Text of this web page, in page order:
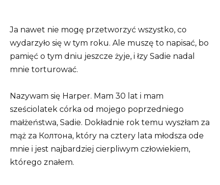
Ja nawet nie mogę przetworzyć wszystko, co
wydarzyło się w tym roku. Ale muszę to napisać, bo
pamięć o tym dniu jeszcze żyje, i łzy Sadie nadal
mnie torturować.
Nazywam się Harper. Mam 30 lat i mam
sześciolatek córka od mojego poprzedniego
małżeństwa, Sadie. Dokładnie rok temu wyszłam za
mąż za Колтона, który na cztery lata młodsza ode
mnie i jest najbardziej cierpliwym człowiekiem,
którego znałem.